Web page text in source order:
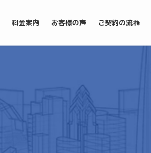
料金案内 お客様の声 ご契約の流れ